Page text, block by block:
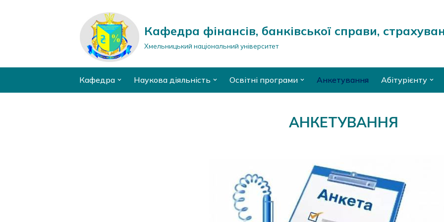
Кафедра фінансів, банківської справи,
Хмельницький національний університет
Кафедра Наукова діяльність Освітні програми Анкетування Абітурієнту
АНКЕТУВАННЯ